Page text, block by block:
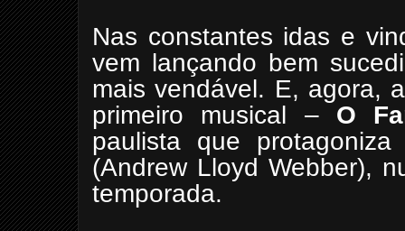
Nas constantes idas e
vem lançando bem
mais vendável. E, agora,
primeiro musical – O
paulista que
(Andrew Lloyd Webber),
temporada.